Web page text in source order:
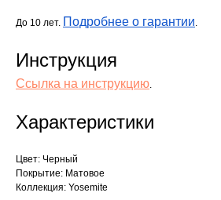
До 10 лет. Подробнее о гарантии.
Инструкция
Ссылка на инструкцию.
Характеристики
Цвет: Черный
Покрытие: Матовое
Коллекция: Yosemite